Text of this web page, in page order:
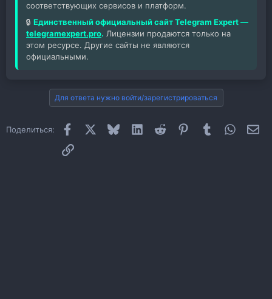
соответствующих сервисов и платформ.
🔒 Единственный официальный сайт Telegram Expert —
telegramexpert.pro. Лицензии продаются только на
этом ресурсе. Другие сайты не являются
официальными.
Для ответа нужно войти/зарегистрироваться
Поделиться: Facebook Bluesky LinkedInReddit PinterestTumblr
Ссылка